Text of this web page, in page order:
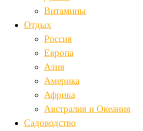
Витамины
Отдых
Россия
Европа
Азия
Америка
Африка
Австралия и Океания
Садоводство